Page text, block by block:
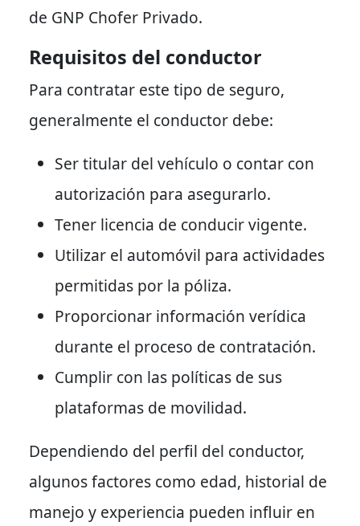
de GNP Chofer Privado.
Requisitos del conductor
Para contratar este tipo de seguro,
generalmente el conductor debe:
Ser titular del vehículo o contar con
autorización para asegurarlo.
Tener licencia de conducir vigente.
Utilizar el automóvil para actividades
permitidas por la póliza.
Proporcionar información verídica
durante el proceso de contratación.
Cumplir con las políticas de sus
plataformas de movilidad.
Dependiendo del perfil del conductor,
algunos factores como edad, historial de
manejo y experiencia pueden influir en